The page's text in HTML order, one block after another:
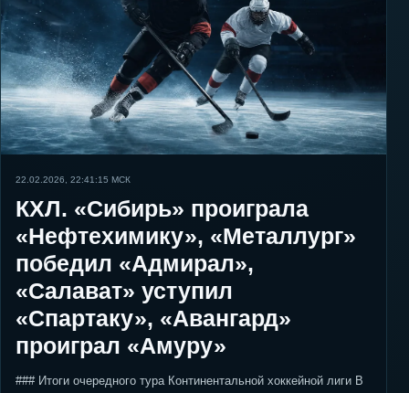
22.02.2026, 22:41:15 МСК
КХЛ. «Сибирь» проиграла
«Нефтехимику», «Металлург»
победил «Адмирал»,
«Салават» уступил
«Спартаку», «Авангард»
проиграл «Амуру»
### Итоги очередного тура Континентальной хоккейной лиги В